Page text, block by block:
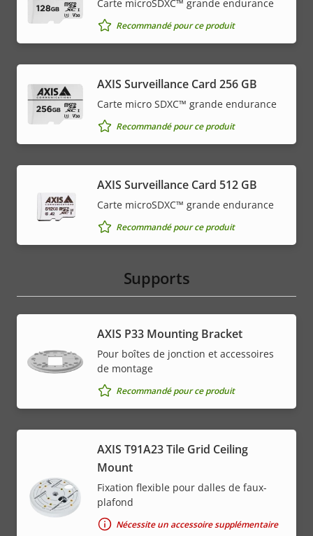
Carte microSDXC™ grande endurance
Recommandé pour ce produit
AXIS Surveillance Card 256 GB
Carte micro SDXC™ grande endurance
Recommandé pour ce produit
AXIS Surveillance Card 512 GB
Carte microSDXC™ grande endurance
Recommandé pour ce produit
Supports
AXIS P33 Mounting Bracket
Pour boîtes de jonction et accessoires
de montage
Recommandé pour ce produit
AXIS T91A23 Tile Grid Ceiling
Mount
Fixation flexible pour dalles de faux-
plafond
Nécessite un accessoire supplémentaire